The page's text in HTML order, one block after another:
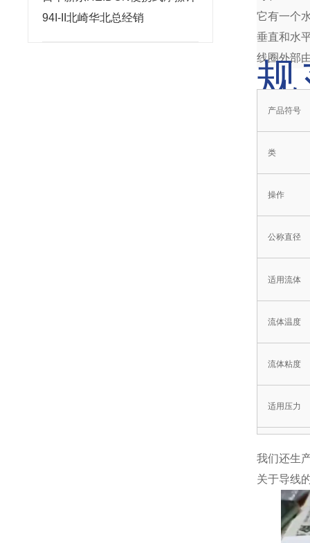
94I-II北崎华北总经销
它有一个
垂直和水
线圈外部
产品符号
类
操作
公称直径
适用流体
流体温度
流体粘度
适用压力
允许泄漏量
额定电压
我们还生
关于导线